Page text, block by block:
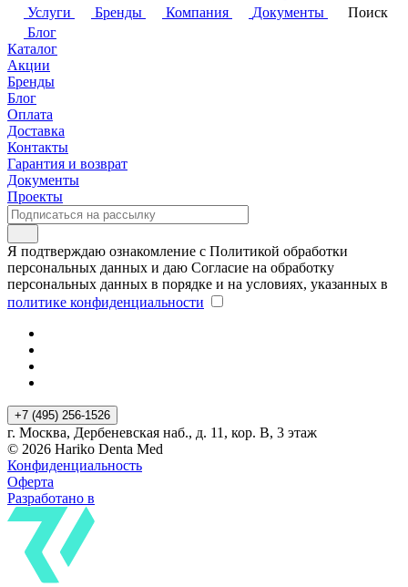
Услуги
Бренды Компания Документы
Поиск
Блог
Каталог
Акции
Бренды
Блог
Оплата
Доставка
Контакты
Гарантия и возврат
Документы
Проекты
Я подтверждаю ознакомление с Политикой обработки
персональных данных и даю Согласие на обработку
персональных данных в порядке и на условиях, указанных в
политике конфиденциальности
+7 (495) 256-1526
г. Москва, Дербеневская наб., д. 11, кор. В, 3 этаж
© 2026 Hariko Denta Med
Конфиденциальность
Оферта
Разработано в